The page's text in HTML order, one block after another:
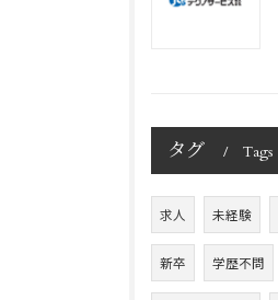
タグ Tags
求人 未経験
新卒 学歴不問